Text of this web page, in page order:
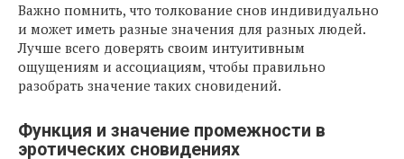
Важно помнить, что толкование снов индивидуально
и может иметь разные значения для разных людей.
Лучше всего доверять своим интуитивным
ощущениям и ассоциациям, чтобы правильно
разобрать значение таких сновидений.
Функция и значение промежности в
эротических сновидениях